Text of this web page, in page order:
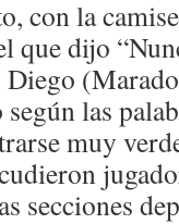
con la
que dijo
Diego
las
muy
secciones